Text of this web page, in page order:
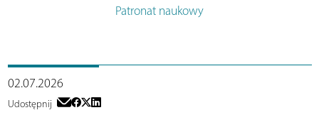
Patronat naukowy
02.07.2026
Udostępnij